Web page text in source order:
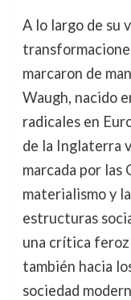
A lo largo de su
marcaron de
Waugh, nacido
radicales en
de la Inglaterra
marcada por las
materialismo y
estructuras
una crítica feroz
también hacia
sociedad